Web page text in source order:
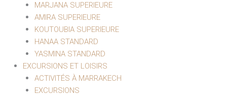
MARJANA SUPERIEURE
AMIRA SUPERIEURE
KOUTOUBIA SUPERIEURE
HANAA STANDARD
YASMINA STANDARD
EXCURSIONS ET LOISIRS
ACTIVITÉS À MARRAKECH
EXCURSIONS